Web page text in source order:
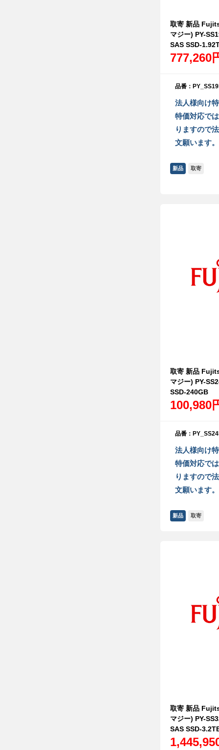
取寄 新品
マジー) PY-
SAS SSD-
777,260
品番：
法人様向け
特価対応で
りますので
文願います。
新品 取寄
取寄 新品
マジー) PY-
SSD-240GB
100,980
品番：
法人様向け
特価対応で
りますので
文願います。
新品 取寄
取寄 新品
マジー) PY-
SAS SSD-